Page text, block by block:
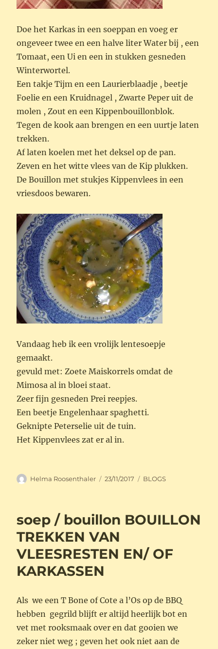
Doe het Karkas in een soeppan en voeg er
ongeveer twee en een halve liter Water bij , een
Tomaat, een Ui en een in stukken gesneden
Winterwortel.
Een takje Tijm en een Laurierblaadje , beetje
Foelie en een Kruidnagel , Zwarte Peper uit de
molen , Zout en een Kippenbouillonblok.
Tegen de kook aan brengen en een uurtje laten
trekken.
Af laten koelen met het deksel op de pan.
Zeven en het witte vlees van de Kip plukken.
De Bouillon met stukjes Kippenvlees in een
vriesdoos bewaren.
Vandaag heb ik een vrolijk lentesoepje
gemaakt.
gevuld met: Zoete Maiskorrels omdat de
Mimosa al in bloei staat.
Zeer fijn gesneden Prei reepjes.
Een beetje Engelenhaar spaghetti.
Geknipte Peterselie uit de tuin.
Het Kippenvlees zat er al in.
Auteur
Helma Roosenthaler
Geplaatst
23/11/2017 Categorieën
BLOGS
soep / bouillon BOUILLON
TREKKEN VAN
VLEESRESTEN EN/ OF
KARKASSEN
Als we een T Bone of Cote a l’Os op de BBQ
hebben gegrild blijft er altijd heerlijk bot en
vet met rooksmaak over en dat gooien we
zeker niet weg ; geven het ook niet aan de